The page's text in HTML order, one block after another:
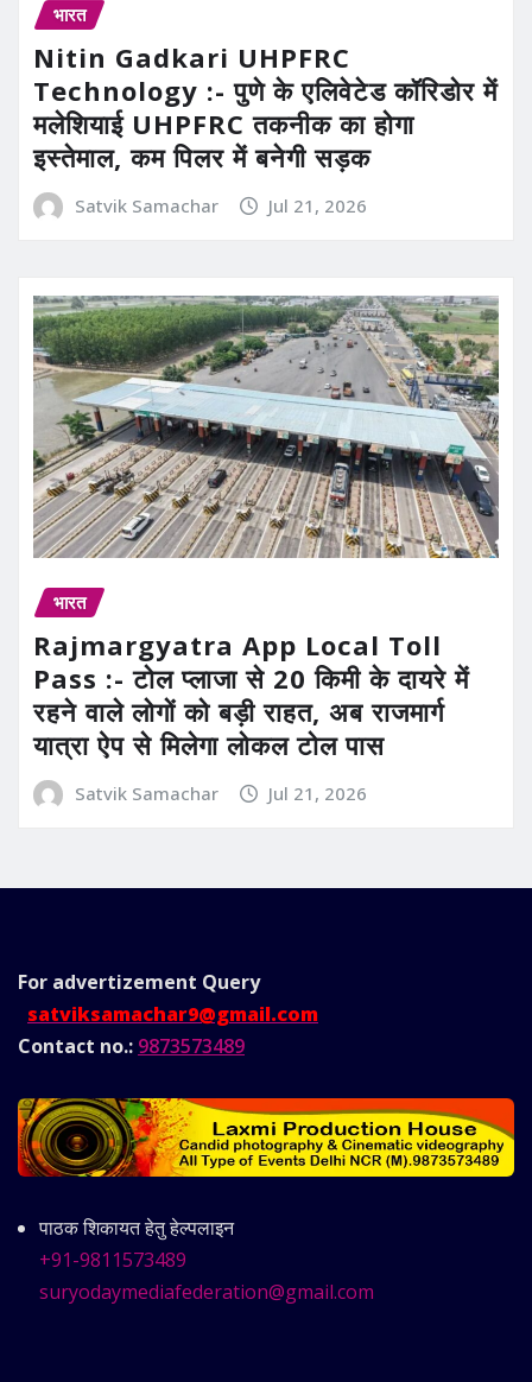
भारत
Nitin Gadkari UHPFRC
Technology :- पुणे के एलिवेटेड कॉरिडोर में
मलेशियाई UHPFRC तकनीक का होगा
इस्तेमाल, कम पिलर में बनेगी सड़क
Satvik Samachar Jul 21, 2026
भारत
Rajmargyatra App Local Toll
Pass :- टोल प्लाजा से 20 किमी के दायरे में
रहने वाले लोगों को बड़ी राहत, अब राजमार्ग
यात्रा ऐप से मिलेगा लोकल टोल पास
Satvik Samachar Jul 21, 2026
For advertizement Query
satviksamachar9@gmail.com
Contact no.: 9873573489
पाठक शिकायत हेतु हेल्पलाइन
+91-9811573489
suryodaymediafederation@gmail.com